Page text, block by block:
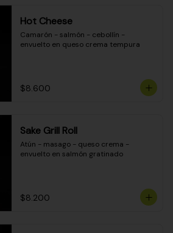
Hot Cheese
Camarón - salmón - cebollín -
envuelto en queso crema tempura
$8.600
Sake Grill Roll
Atún - masago - queso crema -
envuelto en salmón gratinado
$8.200